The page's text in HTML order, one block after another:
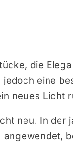
die
eine
neues Licht
neu. In der